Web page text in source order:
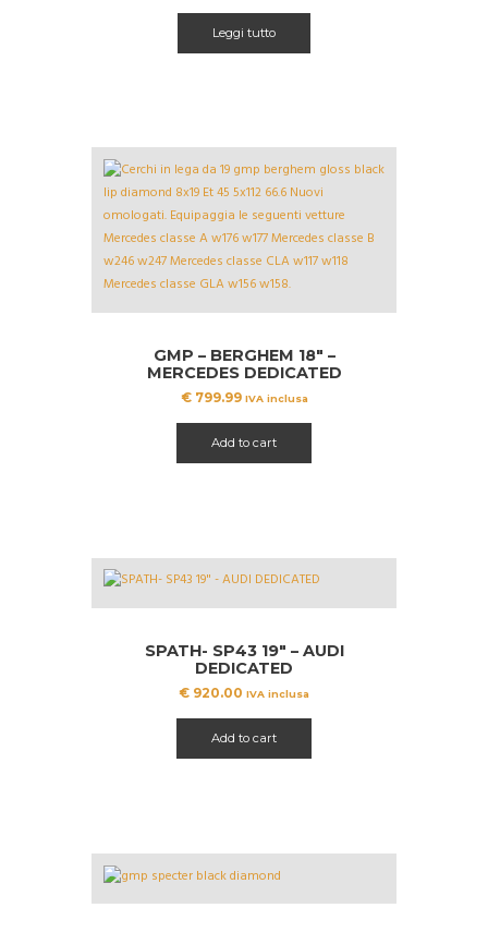
Leggi tutto
GMP – BERGHEM 18″ –
MERCEDES DEDICATED
€799.99 IVA inclusa
Add to cart
SPATH- SP43 19″ – AUDI
DEDICATED
€ 920.00 IVA inclusa
Add to cart